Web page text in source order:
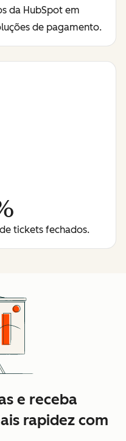
da HubSpot em
de pagamento.
tickets fechados.
e receba
rapidez com